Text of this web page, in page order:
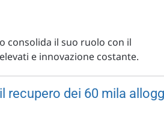
consolida il suo ruolo con il
e innovazione costante.
recupero dei 60 mila